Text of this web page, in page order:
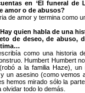
en ‘El funeral de
amor o de abusos?
de amor y termina como
quien habla de una
de deseo, de abuso,
como una historia
Humbert Humbert
a la familia Haze), un
un asesino (como vemos
hemos mirado sólo la
todo lo demás.